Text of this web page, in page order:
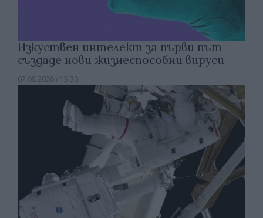
Изкуствен интелект за първи път
създаде нови жизнеспособни вируси
07.08.2026 / 15:30